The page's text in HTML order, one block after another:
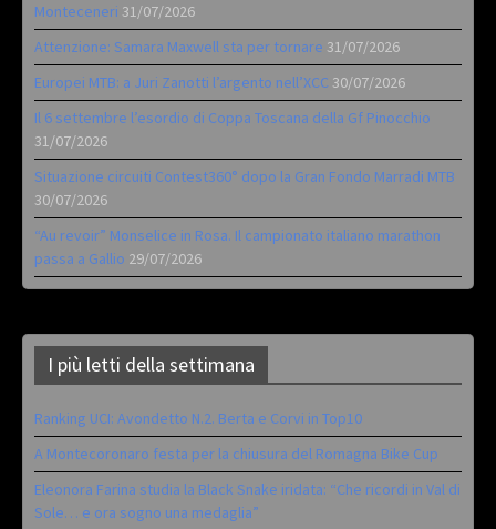
Monteceneri 31/07/2026
Attenzione: Samara Maxwell sta per tornare 31/07/2026
Europei MTB: a Juri Zanotti l’argento nell’XCC 30/07/2026
Il 6 settembre l’esordio di Coppa Toscana della Gf Pinocchio
31/07/2026
Situazione circuiti Contest360° dopo la Gran Fondo Marradi MTB
30/07/2026
“Au revoir” Monselice in Rosa. Il campionato italiano marathon
passa a Gallio 29/07/2026
I più letti della settimana
Ranking UCI: Avondetto N.2. Berta e Corvi in Top10
A Montecoronaro festa per la chiusura del Romagna Bike Cup
Eleonora Farina studia la Black Snake iridata: “Che ricordi in Val di
Sole… e ora sogno una medaglia”